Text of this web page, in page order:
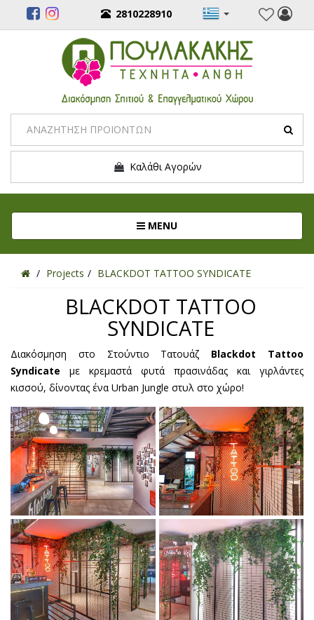
2810228910
Καλάθι Αγορών
MENUToggle navigation
Projects BLACKDOT TATTOO SYNDICATE
BLACKDOT TATTOO
SYNDICATE
Διακόσμηση στο Στούντιο Τατουάζ Blackdot Tattoo
Syndicate με κρεμαστά φυτά πρασινάδας και γιρλάντες
κισσού, δίνοντας ένα Urban Jungle στυλ στο χώρο!